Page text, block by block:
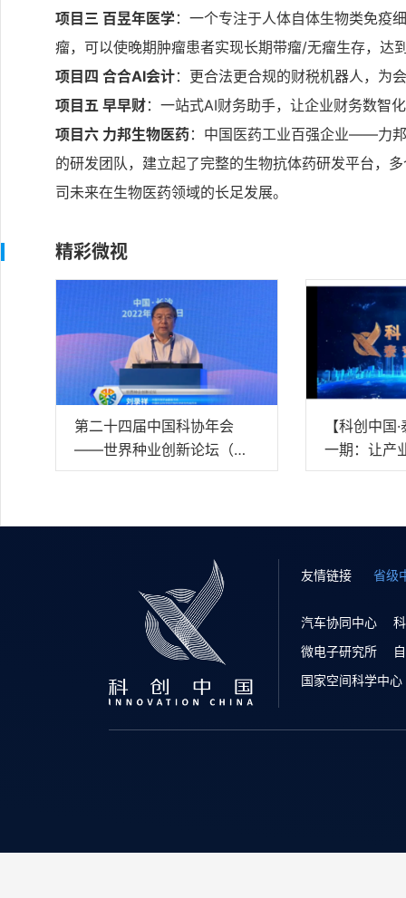
项目三 百昱年医学：⼀个专注于⼈体⾃体⽣物类免疫
瘤，可以使晚期肿瘤患者实现⻓期带瘤/⽆瘤⽣存，达
项目四 合合AI会计：更合法更合规的财税机器人，为
项目五 早早财：一站式AI财务助手，让企业财务数智
项目六 力邦生物医药：中国医药工业百强企业——力
的研发团队，建立起了完整的生物抗体药研发平台，
司未来在生物医药领域的长足发展。
精彩微视
第二十四届中国科协年会
——世界种业创新论坛（中
文视频）
【科创中国
一期：让产
膀
友情链接 省级
汽车协同中心
微电子研究所
国家空间科学中心